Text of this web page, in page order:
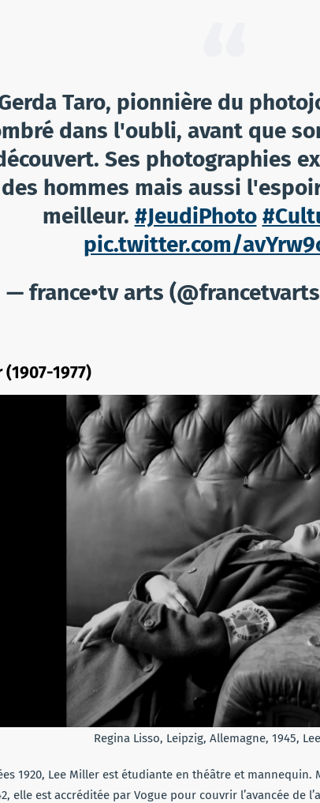
Taro, pionnière du
dans l'oubli, avant que
Ses photographies
des hommes mais aussi
meilleur. #JeudiPhoto
pic.twitter.com/
— france•tv arts
1977)
Regina Lisso, Leipzig, Allemagne, 1945,
1920, Lee Miller est étudiante en théâtre et mannequin.
elle est accréditée par Vogue pour couvrir l’avancée de